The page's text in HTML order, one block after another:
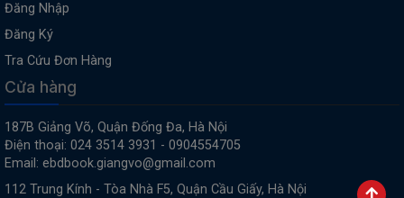
Đăng Nhập
Đăng Ký
Tra Cứu Đơn Hàng
Cửa hàng
187B Giảng Võ, Quận Đống Đa, Hà Nội
Điện thoại: 024 3514 3931 - 0904554705
Email: ebdbook.giangvo@gmail.com
112 Trung Kính - Tòa Nhà F5, Quận Cầu Giấy, Hà Nội